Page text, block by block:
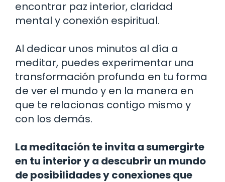
encontrar paz interior, claridad
mental y conexión espiritual.
Al dedicar unos minutos al día a
meditar, puedes experimentar una
transformación profunda en tu forma
de ver el mundo y en la manera en
que te relacionas contigo mismo y
con los demás.
La meditación te invita a sumergirte
en tu interior y a descubrir un mundo
de posibilidades y conexiones que